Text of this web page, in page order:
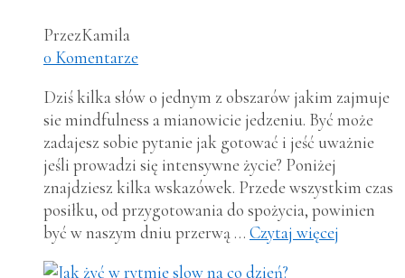
PrzezKamila
0 Komentarze
Dziś kilka słów o jednym z obszarów jakim zajmuje
sie mindfulness a mianowicie jedzeniu. Być może
zadajesz sobie pytanie jak gotować i jeść uważnie
jeśli prowadzi się intensywne życie? Poniżej
znajdziesz kilka wskazówek. Przede wszystkim czas
posiłku, od przygotowania do spożycia, powinien
być w naszym dniu przerwą … Czytaj więcej